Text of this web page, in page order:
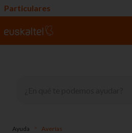
Particulares
Ayuda > Averías